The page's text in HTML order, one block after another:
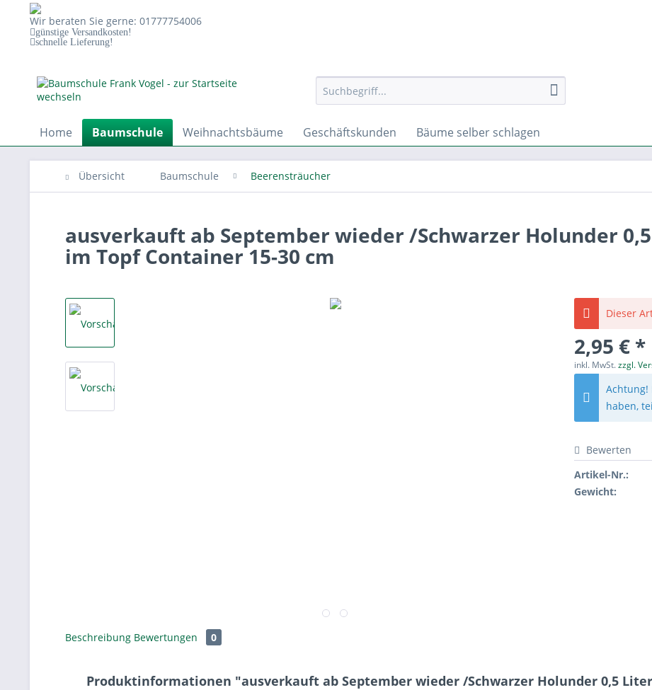
Wir beraten Sie gerne: 01777754006
günstige Versandkosten!
schnelle Lieferung!
Home Baumschule Weihnachtsbäume Geschäftskunden Bäume selber schlagen
Übersicht Baumschule Beerensträucher
ausverkauft ab September wieder /Schwarzer Holunder
im Topf Container 15-30 cm
Dieser
2,95 € *
inkl. MwSt.zzgl.
Achtung!
haben,
Bewerten
Artikel-Nr.:
Gewicht:
Beschreibung Bewertungen 0
Produktinformationen "ausverkauft ab September wieder /Schwarzer Holunder 0,5